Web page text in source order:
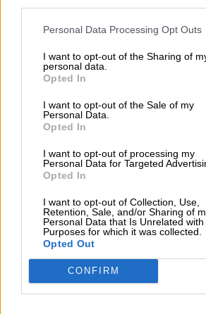
Personal Data Processing Opt Outs
I want to opt-out of the Sharing of
personal data.
Opted In
I want to opt-out of the Sale of my
Personal Data.
Opted In
I want to opt-out of processing my
Personal Data for Targeted
Opted In
I want to opt-out of Collection, Use,
Retention, Sale, and/or Sharing of
Personal Data that Is Unrelated
Purposes for which it was collected.
Opted Out
CONFIRM
Esperamos que Pedro
recupere el sentido de sus